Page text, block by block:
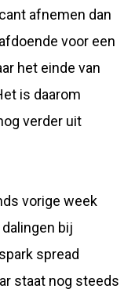
afnemen dan
voor een
het einde van
is daarom
verder uit
vorige week
bij
spread
staat nog steeds